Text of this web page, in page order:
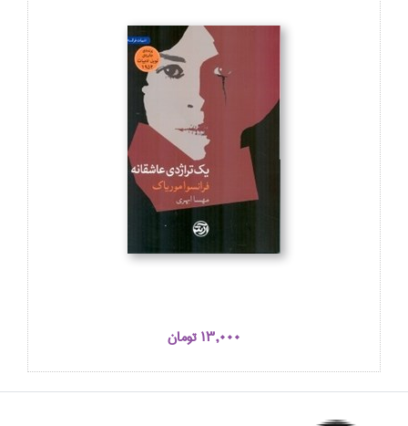
13,000 تومان